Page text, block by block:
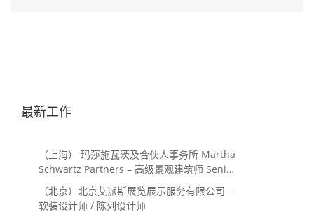
最新工作
（上海） 玛莎施瓦茨及合伙人事务所 Martha
Schwartz Partners – 高级景观建筑师 Senior
Landscape Designer / 景观建筑师
Landscape Designer
（北京）北京艾派斯展览展示服务有限公司 –
软装设计师 / 陈列设计师